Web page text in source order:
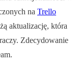
na Trello
aktualizację, która
Zdecydowanie